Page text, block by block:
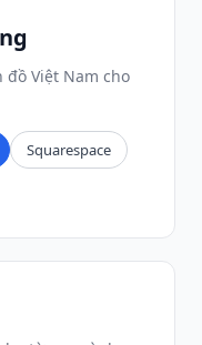
Việt Nam cho
Squarespace